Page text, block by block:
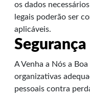
os dados
legais poderão ser
aplicáveis.
Segurança
A Venha a Nós a
organizativas
pessoais contra